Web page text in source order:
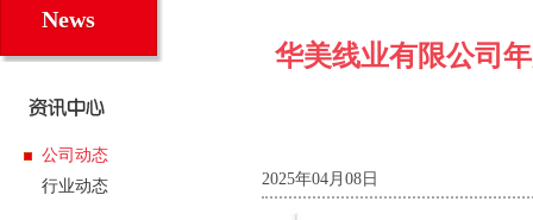
News
公司动态
行业动态
华美线业有限公司
2025年04月08日